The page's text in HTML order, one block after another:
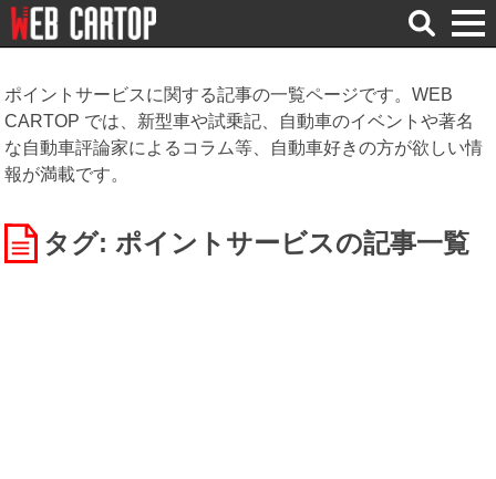
検
索
ポイントサービスに関する記事の一覧ページです。WEB
CARTOP では、新型車や試乗記、自動車のイベントや著名
な自動車評論家によるコラム等、自動車好きの方が欲しい情
報が満載です。
タグ: ポイントサービスの記事一覧